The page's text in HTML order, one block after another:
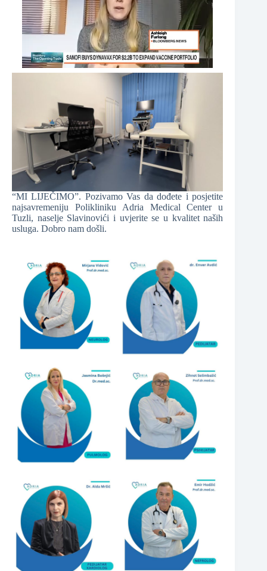
“MI LIJEČIMO”. Pozivamo Vas da dođete i posjetite
najsavremeniju Polikliniku Adria Medical Center u
Tuzli, naselje Slavinovići i uvjerite se u kvalitet naših
usluga. Dobro nam došli.